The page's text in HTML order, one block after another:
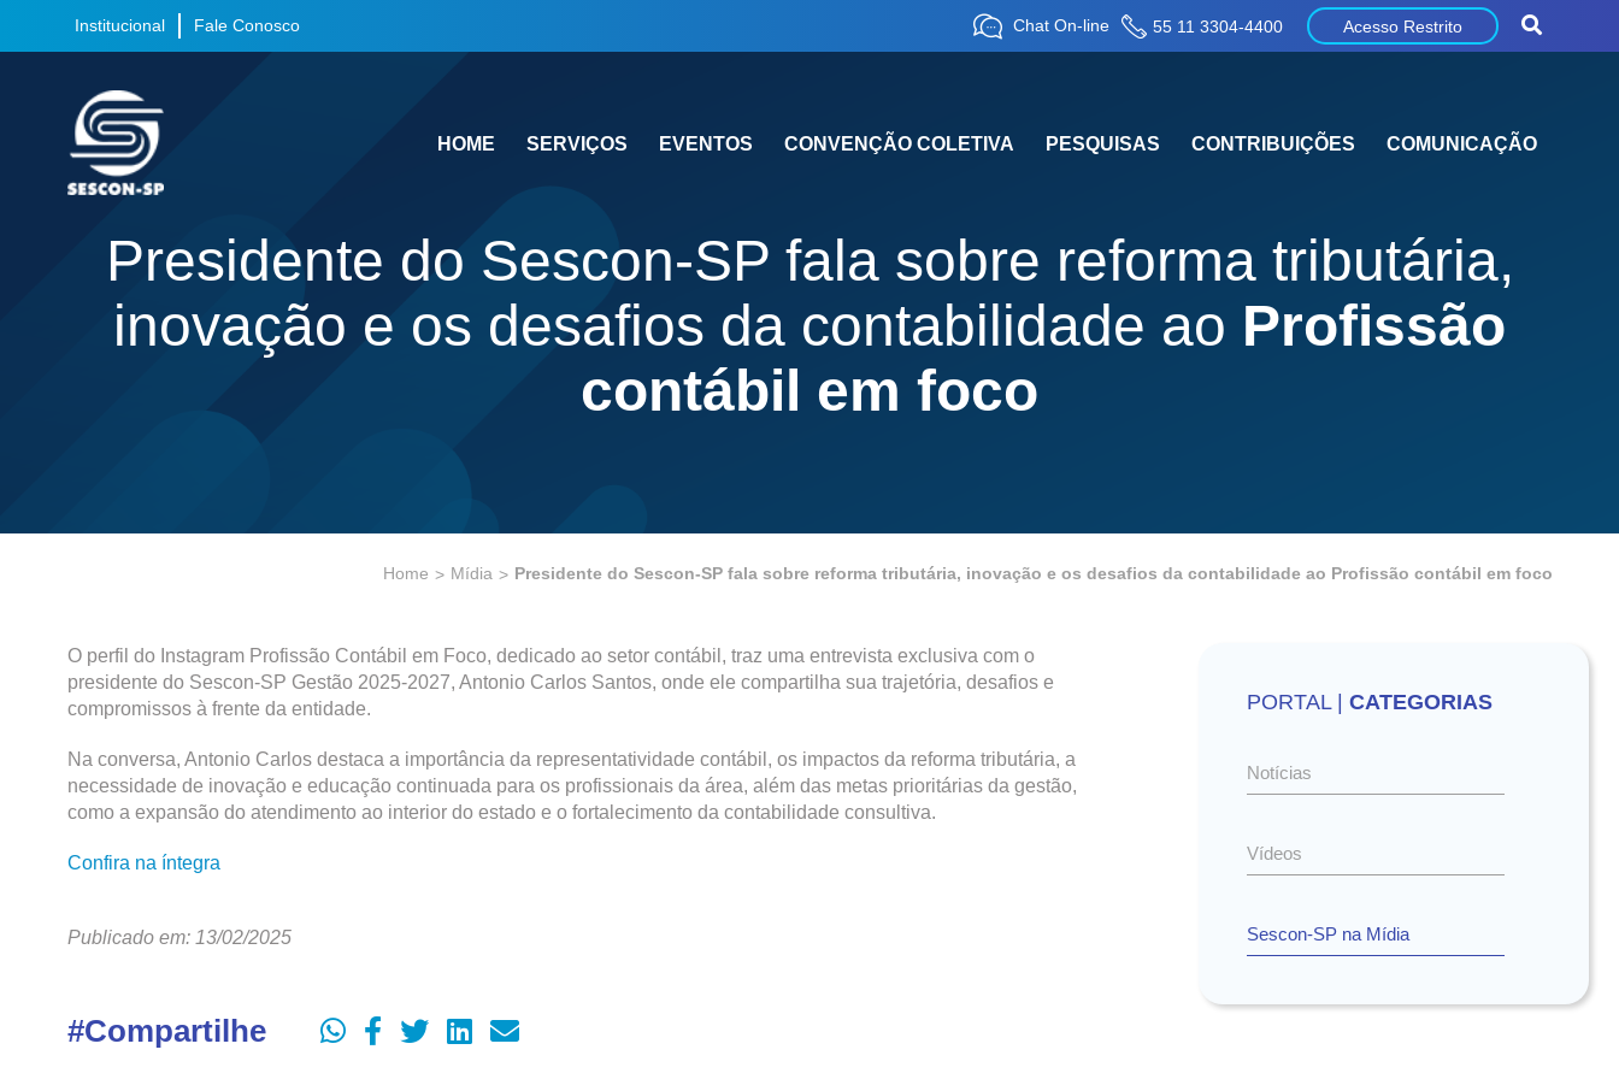
Institucional Fale Conosco Chat On-line 55 11 3304-4400 Acesso Restrito
HOME SERVIÇOS EVENTOS CONVENÇÃO COLETIVA PESQUISAS CONTRIBUIÇÕES COMUNICAÇÃO
Presidente do Sescon-SP fala sobre reforma tributária,
inovação e os desafios da contabilidade ao Profissão
contábil em foco
Home Mídia Presidente do Sescon-SP fala sobre reforma tributária, inovação e os desafios da contabilidade ao Profissão contábil em foco
O perfil do Instagram Profissão Contábil em Foco, dedicado ao setor contábil, traz uma entrevista exclusiva com o
presidente do Sescon-SP Gestão 2025-2027, Antonio Carlos Santos, onde ele compartilha sua trajetória, desafios e
compromissos à frente da entidade.
Na conversa, Antonio Carlos destaca a importância da representatividade contábil, os impactos da reforma tributária, a
necessidade de inovação e educação continuada para os profissionais da área, além das metas prioritárias da gestão,
como a expansão do atendimento ao interior do estado e o fortalecimento da contabilidade consultiva.
Confira na íntegra
Publicado em: 13/02/2025
#Compartilhe
PORTAL |CATEGORIAS
Notícias
Vídeos
Sescon-SP na Mídia